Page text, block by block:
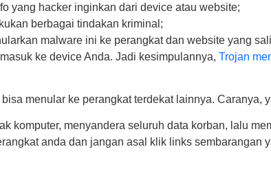
yang hacker inginkan dari device atau website;
berbagai tindakan kriminal;
malware ini ke perangkat dan website yang
ke device Anda. Jadi kesimpulannya, Trojan
menular ke perangkat terdekat lainnya. Caranya,
komputer, menyandera seluruh data korban, lalu
anda dan jangan asal klik links sembarangan